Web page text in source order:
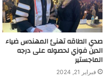
صدي الطاقه تهنئ المهندس ضياء
الدين فوزي لحصوله على درجه
الماجستير
فبراير 21, 2024